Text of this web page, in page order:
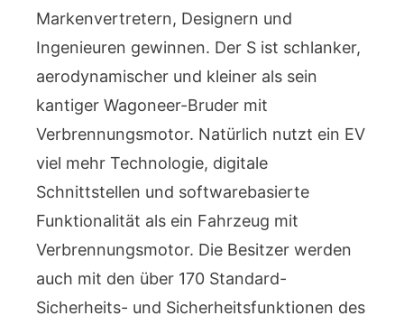
Markenvertretern, Designern und
Ingenieuren gewinnen. Der S ist schlanker,
aerodynamischer und kleiner als sein
kantiger Wagoneer-Bruder mit
Verbrennungsmotor. Natürlich nutzt ein EV
viel mehr Technologie, digitale
Schnittstellen und softwarebasierte
Funktionalität als ein Fahrzeug mit
Verbrennungsmotor. Die Besitzer werden
auch mit den über 170 Standard-
Sicherheits- und Sicherheitsfunktionen des